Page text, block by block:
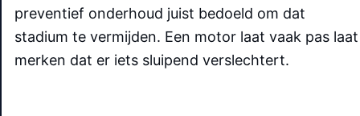
preventief onderhoud juist bedoeld om dat
stadium te vermijden. Een motor laat vaak pas laat
merken dat er iets sluipend verslechtert.